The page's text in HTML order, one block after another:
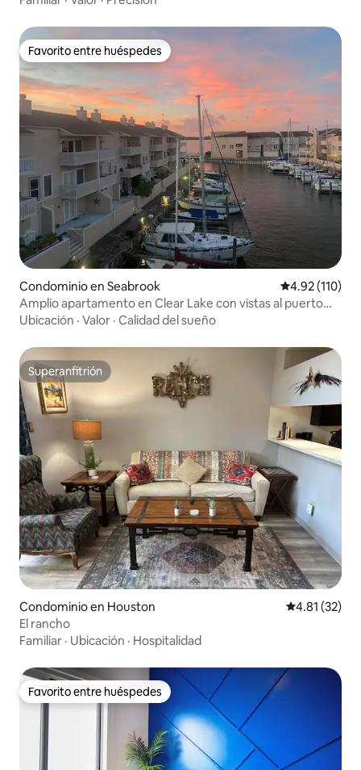
Favorito entre huéspedes
Favorito entre huéspedes
Condominio en Seabrook Calificación
4.92 (110)
Amplio apartamento en Clear Lake con vistas al puerto
deportivo.
Ubicación · Valor · Calidad del sueño
Superanfitrión
Superanfitrión
Condominio en Houston Calificación
4.81 (32)
El rancho
Familiar · Ubicación · Hospitalidad
Favorito entre huéspedes
Favorito entre huéspedes